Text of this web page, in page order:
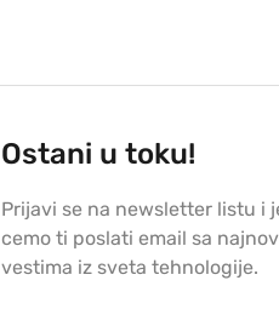
Ostani u toku!
Prijavi se na newsletter listu i
cemo ti poslati email sa
vestima iz sveta tehnologije.